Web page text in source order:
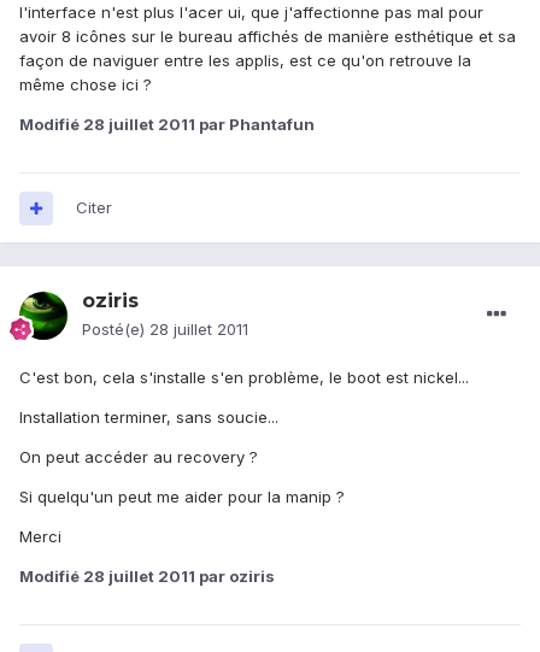
l'interface n'est plus l'acer ui, que j'affectionne pas mal pour
avoir 8 icônes sur le bureau affichés de manière esthétique et sa
façon de naviguer entre les applis, est ce qu'on retrouve la
même chose ici ?
Modifié 28 juillet 2011 par Phantafun
Citer
oziris
Posté(e) 28 juillet 2011
C'est bon, cela s'installe s'en problème, le boot est nickel...
Installation terminer, sans soucie...
On peut accéder au recovery ?
Si quelqu'un peut me aider pour la manip ?
Merci
Modifié 28 juillet 2011 par oziris